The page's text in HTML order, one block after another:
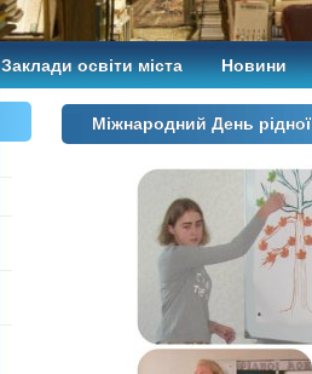
Заклади освіти міста Новини
Міжнародний День